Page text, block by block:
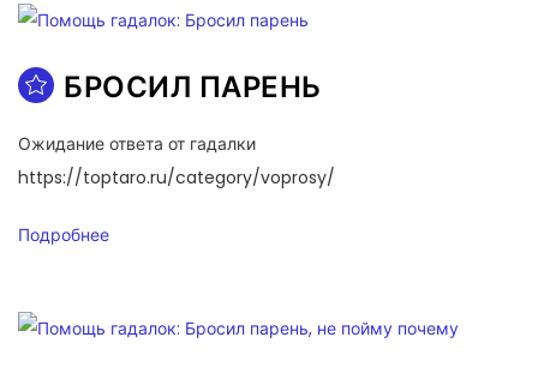
БРОСИЛ ПАРЕНЬ
Ожидание ответа от гадалки
https://toptaro.ru/category/voprosy/
Подробнее